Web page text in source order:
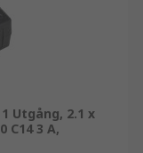
1 Utgång, 2.1 x
C14 3 A,